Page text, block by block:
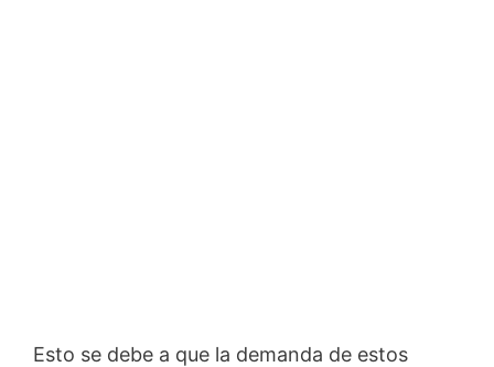
Esto se debe a que la demanda de estos